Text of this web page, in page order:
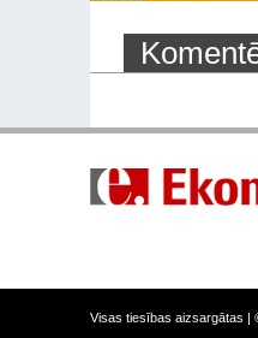
Visas tiesības aizsargātas |